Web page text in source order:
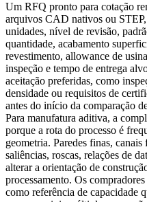
Um RFQ pronto para cotação
arquivos CAD nativos ou
unidades, nível de revisão,
quantidade, acabamento
revestimento, allowance de
inspeção e tempo de entrega
aceitação preferidas, como
densidade ou requisitos de
antes do início da comparação
Para manufatura aditiva, a
porque a rota do processo é
geometria. Paredes finas,
saliências, roscas, relações de
alterar a orientação de
processamento. Os
como referência de capacidade